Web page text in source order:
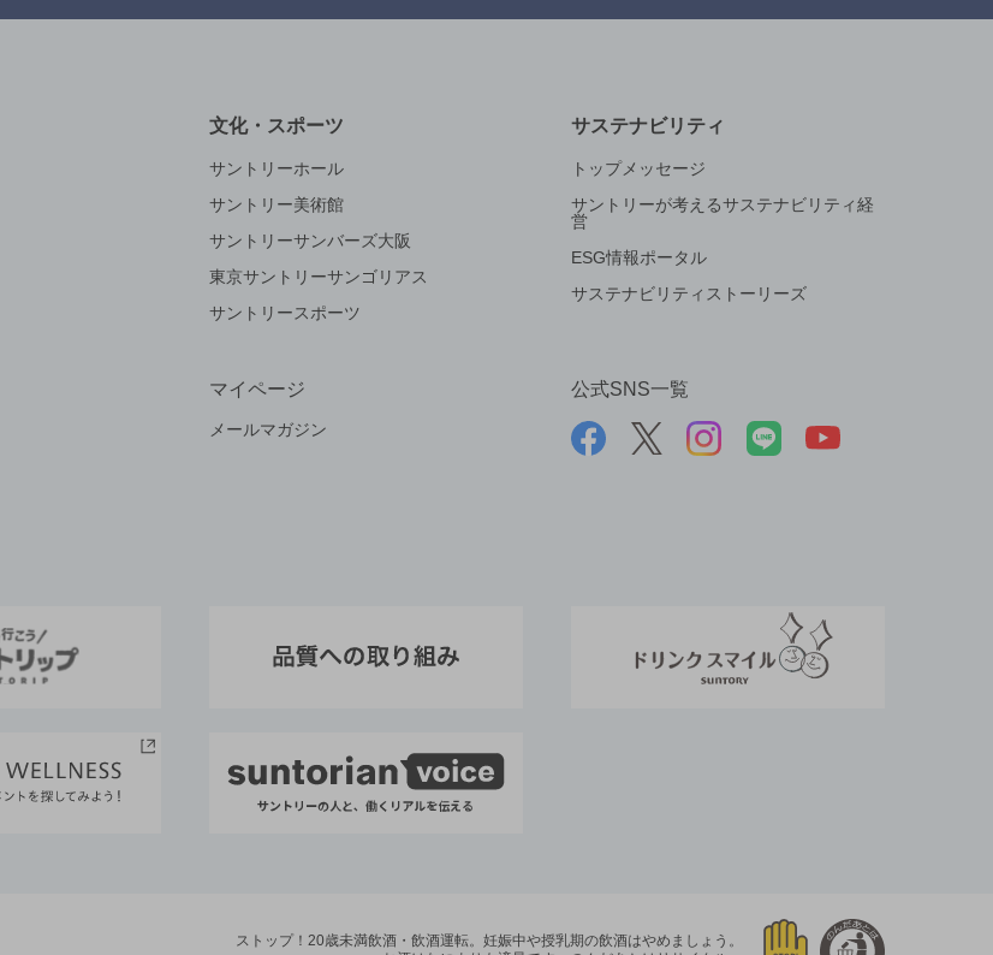
文化・スポーツ
サントリーホール
サントリー美術館
サントリーサンバーズ大阪
東京サントリーサンゴリアス
サントリースポーツ
サステナビリティ
トップメッセージ
サントリーが考えるサステナビリティ経
営
ESG情報ポータル
サステナビリティストーリーズ
マイページ
メールマガジン
公式SNS一覧
ストップ！20歳未満飲酒・飲酒運転。 妊娠中や授乳期の飲酒はやめましょう。